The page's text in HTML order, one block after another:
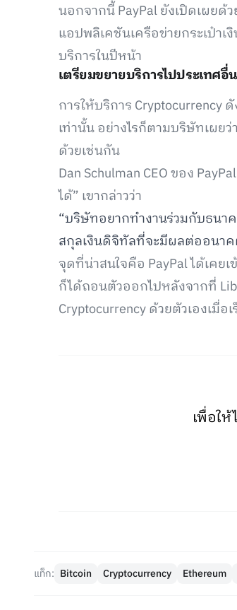
นอกจากนี้ PayPal ยังเปิดเผยด้
แอปพลิเคชันเครือข่ายกระเป๋าเ
บริการในปีหน้า
เตรียมขยายบริการไปประเทศอื่น
การให้บริการ Cryptocurrency
เท่านั้น อย่างไรก็ตามบริษัทเผย
ด้วยเช่นกัน
Dan Schulman CEO ของ
ได้” เขากล่าวว่า
“บริษัทอยากทำงานร่วมกับธนา
สกุลเงินดิจิทัลที่จะมีผลต่ออนา
จุดที่น่าสนใจคือ PayPal ได้เคย
ก็ได้ถอนตัวออกไปหลังจากที่
Cryptocurrency ด้วยตัวเองเมื่อเ
เพื่อใ
แท็ก: Bitcoin Cryptocurrency Ethereum